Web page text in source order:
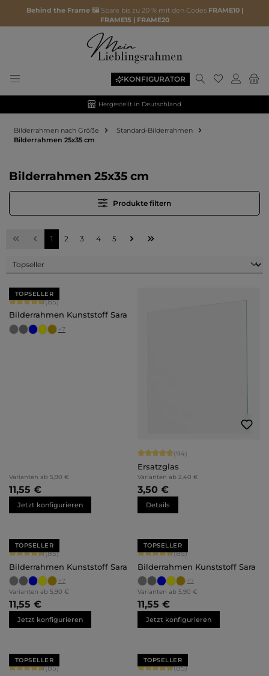
Behind the Frame 🖼️ Spare bis zu 20 % mit den Codes FRAME10 |
FRAME15 | FRAME20
KONFIGURATOR Du hast 0
Hergestellt in Deutschland
Bilderrahmen nach Gröẞe
Standard-Bilderrahmen
Bilderrahmen 25x35 cm
Bilderrahmen 25x35 cm
Produkte filtern
Seite
1 Seite
2 Seite
3 Seite
4 Seite
5
TOPSELLER
Durchschnittliche Bewertung von 4.71 von 5 Sternen
(85)
Bilderrahmen Kunststoff Sara
+7
Varianten ab 5,90 €
11,55 €
Jetzt konfigurieren
Durchschnittliche Bewertung von
(94)
Ersatzglas
Varianten ab 2,40 €
3,50 €
Details
TOPSELLER
Durchschnittliche Bewertung von 4.71 von 5 Sternen
(85)
Bilderrahmen Kunststoff Sara
+7
Varianten ab 5,90 €
11,55 €
Jetzt konfigurieren
TOPSELLER
Durchschnittliche Bewertung von
(85)
Bilderrahmen Kunststoff Sara
+7
Varianten ab 5,90 €
11,55 €
Jetzt konfigurieren
TOPSELLER
Durchschnittliche Bewertung von 4.71 von 5 Sternen
(85)
TOPSELLER
Durchschnittliche Bewertung von
(85)